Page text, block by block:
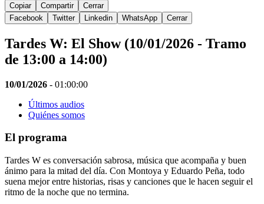
Copiar Compartir
Cerrar
Facebook
Twitter Linkedin WhatsApp Cerrar
Tardes W: El Show (10/01/2026 - Tramo
de 13:00 a 14:00)
10/01/2026 - 01:00:00
Últimos audios
Quiénes somos
El programa
Tardes W es conversación sabrosa, música que acompaña y buen
ánimo para la mitad del día. Con Montoya y Eduardo Peña, todo
suena mejor entre historias, risas y canciones que le hacen seguir el
ritmo de la noche que no termina.